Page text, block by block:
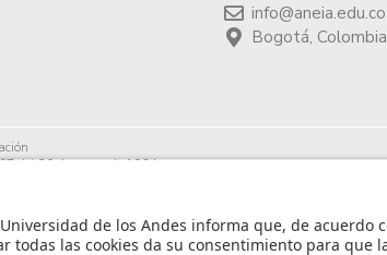
info@aneia.edu.co
Bogotá, Colombia
del 30 de mayo de 1964.